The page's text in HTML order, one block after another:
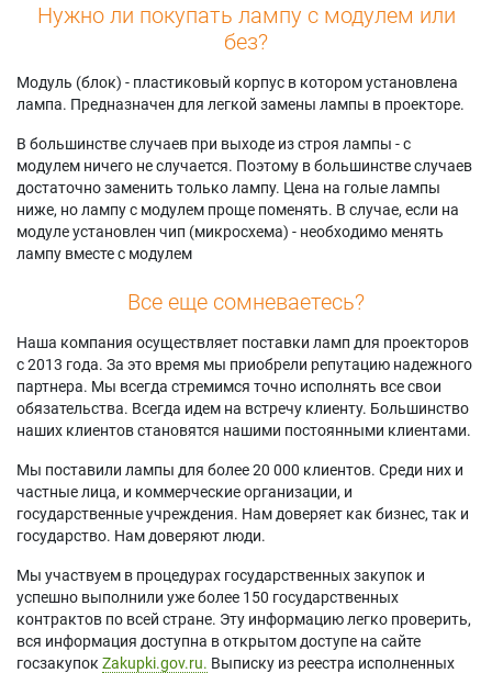
Нужно ли покупать лампу с модулем или
без?
Модуль (блок) - пластиковый корпус в котором установлена
лампа. Предназначен для легкой замены лампы в проекторе.
В большинстве случаев при выходе из строя лампы - с
модулем ничего не случается. Поэтому в большинстве случаев
достаточно заменить только лампу. Цена на голые лампы
ниже, но лампу с модулем проще поменять. В случае, если на
модуле установлен чип (микросхема) - необходимо менять
лампу вместе с модулем
Все еще сомневаетесь?
Наша компания осуществляет поставки ламп для проекторов
с 2013 года. За это время мы приобрели репутацию надежного
партнера. Мы всегда стремимся точно исполнять все свои
обязательства. Всегда идем на встречу клиенту. Большинство
наших клиентов становятся нашими постоянными клиентами.
Мы поставили лампы для более 20 000 клиентов. Среди них и
частные лица, и коммерческие организации, и
государственные учреждения. Нам доверяет как бизнес, так и
государство. Нам доверяют люди.
Мы участвуем в процедурах государственных закупок и
успешно выполнили уже более 150 государственных
контрактов по всей стране. Эту информацию легко проверить,
вся информация доступна в открытом доступе на сайте
госзакупок Zakupki.gov.ru. Выписку из реестра исполненных